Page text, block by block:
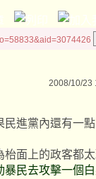
2008/10/23
進黨內還有一
枱面上的政客都太
民去攻擊一個白